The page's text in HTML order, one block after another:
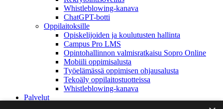
Whistleblowing-kanava
ChatGPT-botti
Oppilaitoksille
Opiskelijoiden ja koulutusten hallinta
Campus Pro LMS
Opintohallinnon valmisratkaisu Sopro Online
Mobiili oppimisalusta
Työelämässä oppimisen ohjausalusta
Tekoäly oppilaitostuotteissa
Whistleblowing-kanava
Palvelut